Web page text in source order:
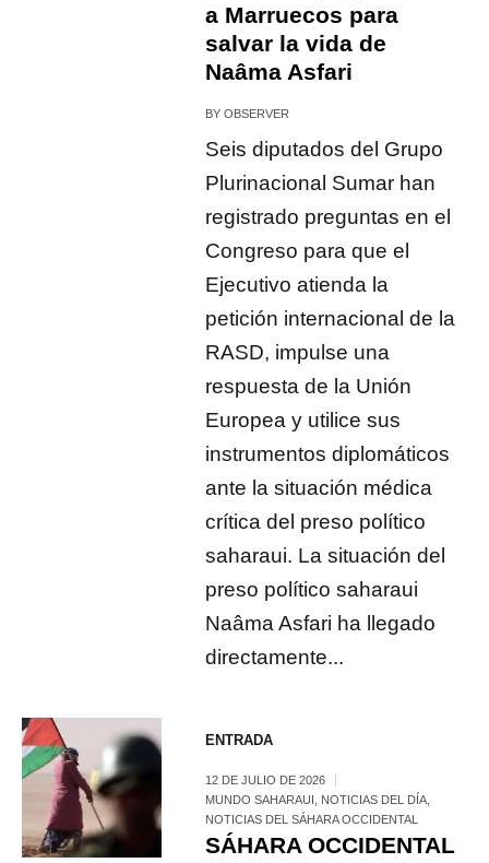
a Marruecos para
salvar la vida de
Naâma Asfari
BYOBSERVER
Seis diputados del Grupo
Plurinacional Sumar han
registrado preguntas en el
Congreso para que el
Ejecutivo atienda la
petición internacional de la
RASD, impulse una
respuesta de la Unión
Europea y utilice sus
instrumentos diplomáticos
ante la situación médica
crítica del preso político
saharaui. La situación del
preso político saharaui
Naâma Asfari ha llegado
directamente...
ENTRADA
12 DE JULIO DE 2026
MUNDO SAHARAUI
NOTICIAS DEL DÍA
NOTICIAS DEL SÁHARA OCCIDENTAL
SÁHARA OCCIDENTAL